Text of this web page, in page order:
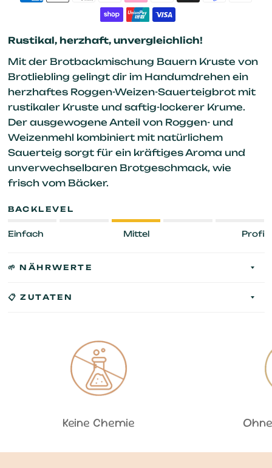
Rustikal, herzhaft, unvergleichlich!
Mit der Brotbackmischung Bauern Kruste von
Brotliebling gelingt dir im Handumdrehen ein
herzhaftes Roggen-Weizen-Sauerteigbrot mit
rustikaler Kruste und saftig-lockerer Krume.
Der ausgewogene Anteil von Roggen- und
Weizenmehl kombiniert mit natürlichem
Sauerteig sorgt für ein kräftiges Aroma und
unverwechselbaren Brotgeschmack, wie
frisch vom Bäcker.
BACKLEVEL
Einfach Mittel Profi
🌱 NÄHRWERTE
📋 ZUTATEN
Keine Chemie